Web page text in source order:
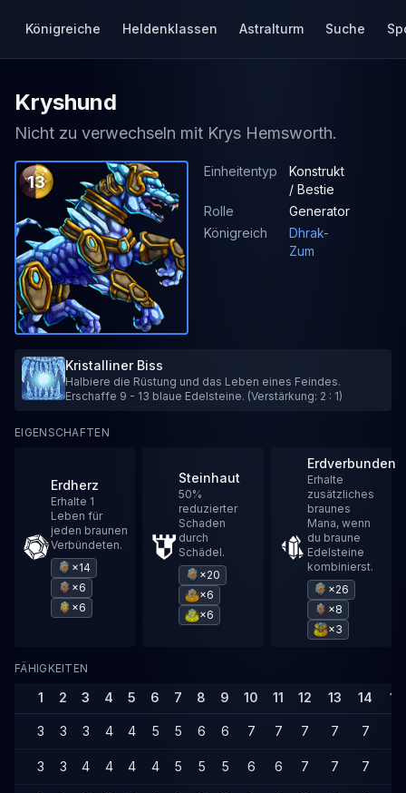
Königreiche Heldenklassen Astralturm Suche
Kryshund
Nicht zu verwechseln mit Krys Hemsworth.
13
Einheitentyp
Konstrukt
/ Bestie
Rolle
Generator
Königreich
Dhrak-
Zum
Kristalliner Biss
Halbiere die Rüstung und das Leben eines Feindes.
Erschaffe 9 - 13 blaue Edelsteine. (Verstärkung: 2 : 1)
EIGENSCHAFTEN
Erdherz
Erhalte 1
Leben für
jeden braunen
Verbündeten.
×14
×6
×6
Steinhaut
50%
reduzierter
Schaden
durch
Schädel.
×20
×6
×6
Erdverbunden
Erhalte
zusätzliches
braunes
Mana, wenn
du braune
Edelsteine
kombinierst.
×26
×8
×3
FÄHIGKEITEN
1 2 3 4 5 6 7 8 9 10 11 12 13 14 15
3 3 3 4 4 5 5 6 6 7 7 7 7 7
3 3 4 4 4 4 5 5 5 6 6 7 7 7